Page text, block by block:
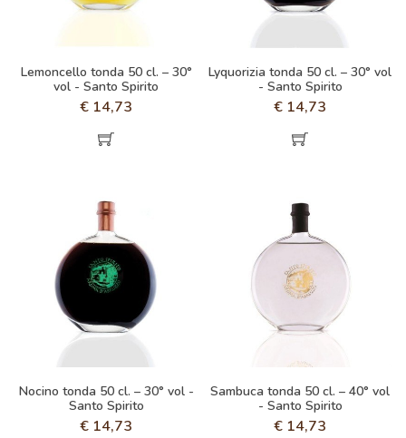
Lemoncello tonda 50 cl. – 30°
vol - Santo Spirito
€ 14,73
Lyquorizia tonda 50 cl. – 30° vol
- Santo Spirito
€ 14,73
Nocino tonda 50 cl. – 30° vol -
Santo Spirito
€ 14,73
Sambuca tonda 50 cl. – 40° vol
- Santo Spirito
€ 14,73